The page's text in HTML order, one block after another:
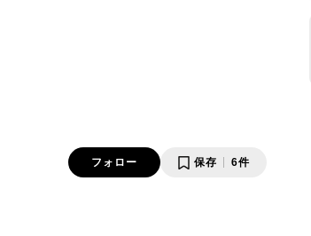
フォロー 保存 6件